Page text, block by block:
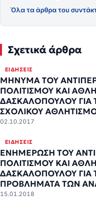
Όλα τα άρθρα του
Σχετικά άρθρα
ΕΙΔΉΣΕΙΣ
ΜΗΝΥΜΑ ΤΟΥ
ΠΟΛΙΤΙΣΜΟΥ ΚΑΙ
ΔΑΣΚΑΛΟΠΟΥΛΟΥ
ΣΧΟΛΙΚΟΥ
02.10.2017
ΕΙΔΉΣΕΙΣ
ΕΝΗΜΕΡΩΣΗ ΤΟΥ
ΠΟΛΙΤΙΣΜΟΥ ΚΑΙ
ΔΑΣΚΑΛΟΠΟΥΛΟΥ ΓΙΑ
ΠΡΟΒΛΗΜΑΤΑ ΤΩΝ
15.01.2018